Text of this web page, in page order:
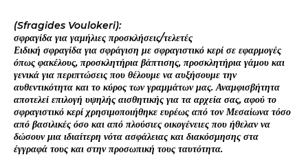
(Sfragides Voulokeri):
σφραγίδα για γαμήλιες προσκλήσεις/τελετές
Ειδική σφραγίδα για σφράγιση με σφραγιστικό κερί σε εφαρμογές
όπως φακέλους, προσκλητήρια βάπτισης, προσκλητήρια γάμου και
γενικά για περιπτώσεις που θέλουμε να αυξήσουμε την
αυθεντικότητα και το κύρος των γραμμάτων μας. Αναμφισβήτητα
αποτελεί επιλογή υψηλής αισθητικής για τα αρχεία σας, αφού το
σφραγιστικό κερί χρησιμοποιήθηκε ευρέως από τον Μεσαίωνα τόσο
από βασιλικές όσο και από πλούσιες οικογένειες που ήθελαν να
δώσουν μια ιδιαίτερη νότα ασφάλειας και διακόσμησης στα
έγγραφά τους και στην προσωπική τους ταυτότητα.